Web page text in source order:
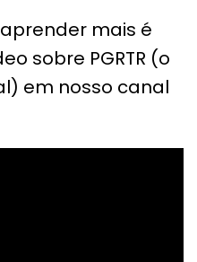
mais é
sobre PGRTR (o
em nosso canal